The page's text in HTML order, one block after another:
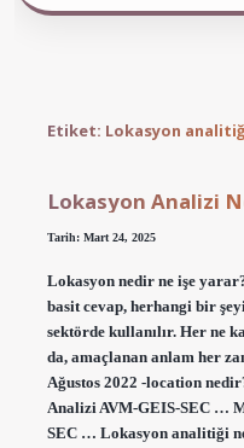
Etiket: Lokasyon
Lokasyon Analizi
Tarih: Mart 24, 2025
Lokasyon nedir ne işe
basit cevap, herhangi bir
sektörde kullanılır. Her ne
da, amaçlanan anlam her
Ağustos 2022 -location
Analizi AVM-GEIS-SEC …
SEC … Lokasyon analitiği